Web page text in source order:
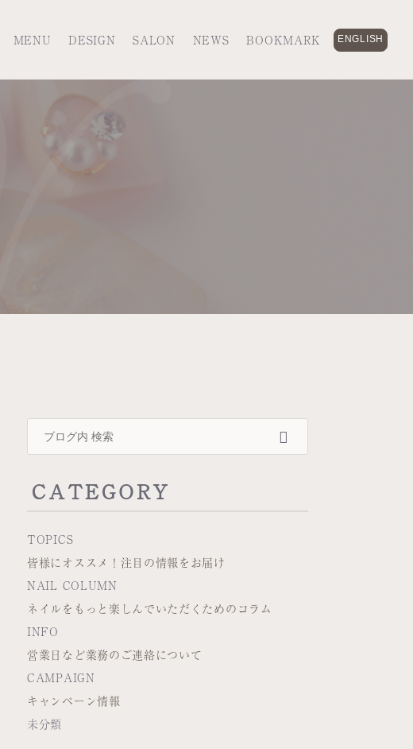
MENU DESIGN SALON NEWS BOOKMARK ENGLISH
CATEGORY
TOPICS
皆様にオススメ！注目の情報をお届け
NAIL COLUMN
ネイルをもっと楽しんでいただくためのコラム
INFO
営業日など業務のご連絡について
CAMPAIGN
キャンペーン情報
未分類